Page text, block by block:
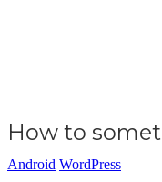
How to
Android WordPress